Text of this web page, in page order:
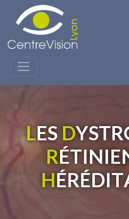
LES DYSTR
RÉTINIE
HÉRÉDIT